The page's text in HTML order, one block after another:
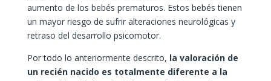
aumento de los bebés prematuros. Estos bebés tienen
un mayor riesgo de sufrir alteraciones neurológicas y
retraso del desarrollo psicomotor.
Por todo lo anteriormente descrito, la valoración de
un recién nacido es totalmente diferente a la